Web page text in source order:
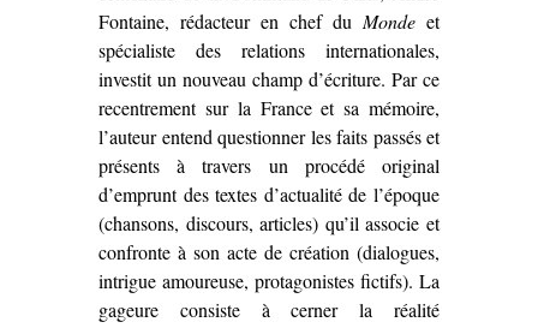
Fontaine, rédacteur en chef duMonde et
spécialiste des relations internationales,
investit un nouveau champ d’écriture. Par ce
recentrement sur la France et sa mémoire,
l’auteur entend questionner les faits passés et
présents à travers un procédé original
d’emprunt des textes d’actualité de l’époque
(chansons, discours, articles) qu’il associe et
confronte à son acte de création (dialogues,
intrigue amoureuse, protagonistes fictifs). La
gageure consiste à cerner la réalité